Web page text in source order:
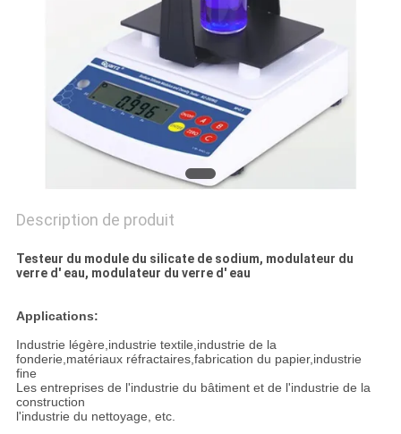
PRIVACY
POLICY
Description de produit
Testeur du module du silicate de sodium, modulateur du
verre d' eau, modulateur du verre d' eau
Applications:
Industrie légère,industrie textile,industrie de la
fonderie,matériaux réfractaires,fabrication du papier,industrie
fine
Les entreprises de l'industrie du bâtiment et de l'industrie de la
construction
l'industrie du nettoyage, etc.